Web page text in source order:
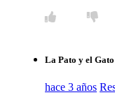
La Pato y el
hace 3 años